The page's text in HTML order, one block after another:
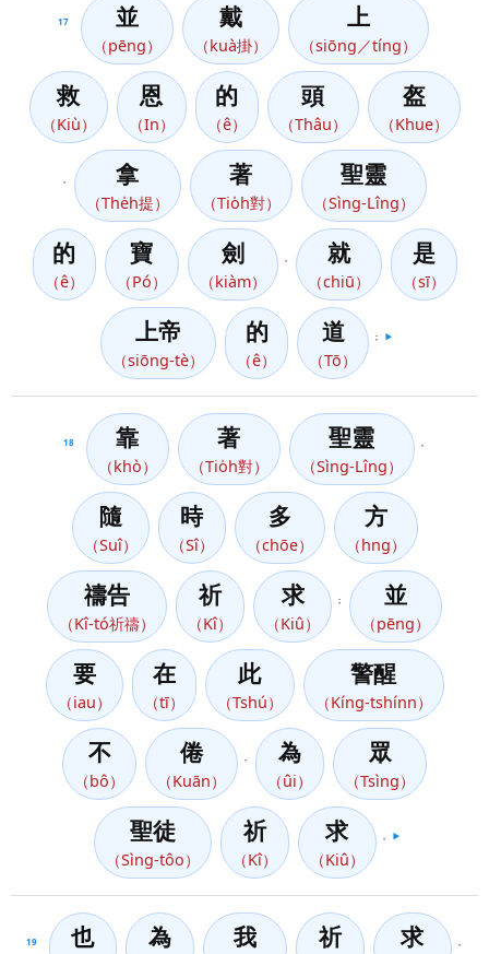
17 並
（pēng）
戴
（kuà掛）
上
（siōng／tíng）
救
（Kiù）
恩
（In）
的
（ê）
頭
（Thâu）
盔
（Khue）
拿
（The̍h提）
著
（Tio̍h對）
聖靈
（Sìng-Lîng）
的
（ê）
寶
（Pó）
劍
（kiàm）
就
（chiū）
是
（sī）
上帝
（siōng-tè）
的
（ê）
道
（Tō）
； ▶️
18 靠
（khò）
著
（Tio̍h對）
聖靈
（Sìng-Lîng）
隨
（Suî）
時
（Sî）
多
（chōe）
方
（hng）
禱告
（Kî-tó祈禱）
祈
（Kî）
求
（Kiû）
； 並
（pēng）
要
（iau）
在
（tī）
此
（Tshú）
警醒
（Kíng-tshínn）
不
（bô）
倦
（Kuān）
為
（ûi）
眾
（Tsìng）
聖徒
（Sìng-tôo）
祈
（Kî）
求
（Kiû）
▶️
19 也 為 我 祈 求